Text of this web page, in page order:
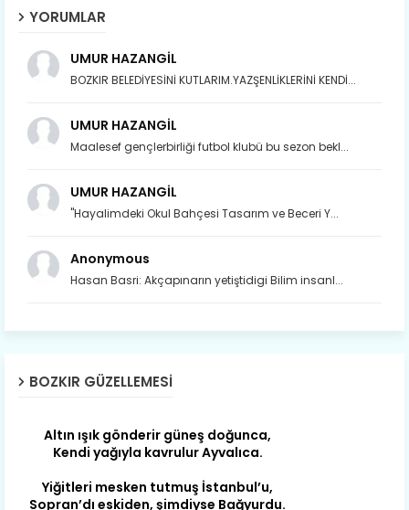
YORUMLAR
UMUR HAZANGİL
BOZKIR BELEDİYESİNİ KUTLARIM.YAZŞENLİKLERİNİ KENDİ...
UMUR HAZANGİL
Maalesef gençlerbirliği futbol klubü bu sezon bekl...
UMUR HAZANGİL
"Hayalimdeki Okul Bahçesi Tasarım ve Beceri Y...
Anonymous
Hasan Basri: Akçapınarın yetiştidigi Bilim insanl...
BOZKIR GÜZELLEMESI
Çarşamba’nın koynunda tarih çok
Sorkun.
Perşembe de yaşlılardan aldım öğüt,
Tarih, kültür, ozan ve Gazi orda var.
Hocaköy’dür eski adı can Üçpınar.
Ortaoluk çeşmenden su içen kanar,
Bozkır’a yakın şirin köy Akçapınar.
Kültürde birlikte öncüdür Armutlu.
Yiğitleri mesken tutmuş İstanbul’u,
İlkbahar geldiğinde yeşile boyan. Kışın